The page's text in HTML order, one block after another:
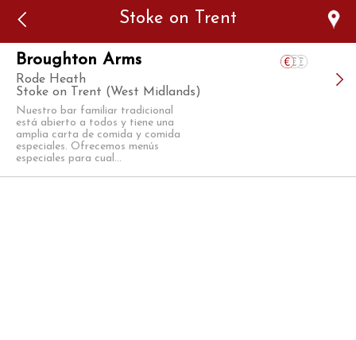
Stoke on Trent
Broughton Arms
Rode Heath
Stoke on Trent (West Midlands)
Nuestro bar familiar tradicional
está abierto a todos y tiene una
amplia carta de comida y comida
especiales. Ofrecemos menús
especiales para cual...
Error: The domain WWW.VIAJARSINGLUTEN.COM is not
authorized to show the cookie declaration for domain group
ID 546ddaab-b478-4440-aa8a-3b0205284212. Please add it to
the domain group in the Cookiebot Manager to authorize
the domain.